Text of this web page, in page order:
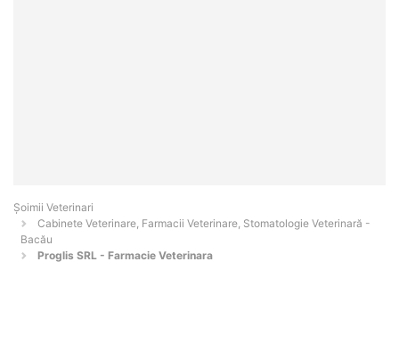
Șoimii Veterinari
Cabinete Veterinare, Farmacii Veterinare, Stomatologie Veterinară -
Bacău
Proglis SRL - Farmacie Veterinara